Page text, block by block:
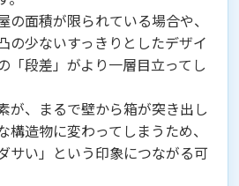
の面積が限られている場合や、
の少ないすっきりとしたデザイ
「段差」がより一層目立ってし
が、まるで壁から箱が突き出し
造物に変わってしまうため、
サい」という印象につながる可